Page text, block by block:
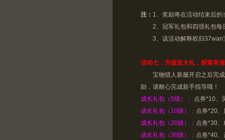
注： 1、奖励将在活动结束后
2、冠军礼包和四强礼包每
3、该活动解释权归37wan
活动七：升级送大礼，探索有
宝物猎人新服开启之后完成1
励，请耐心完成新手指导哦！
成长礼包（5级）： 点券*10、
成长礼包（10级）： 点券*20
成长礼包（20级）： 点卷*30
成长礼包（30级）： 点卷*40